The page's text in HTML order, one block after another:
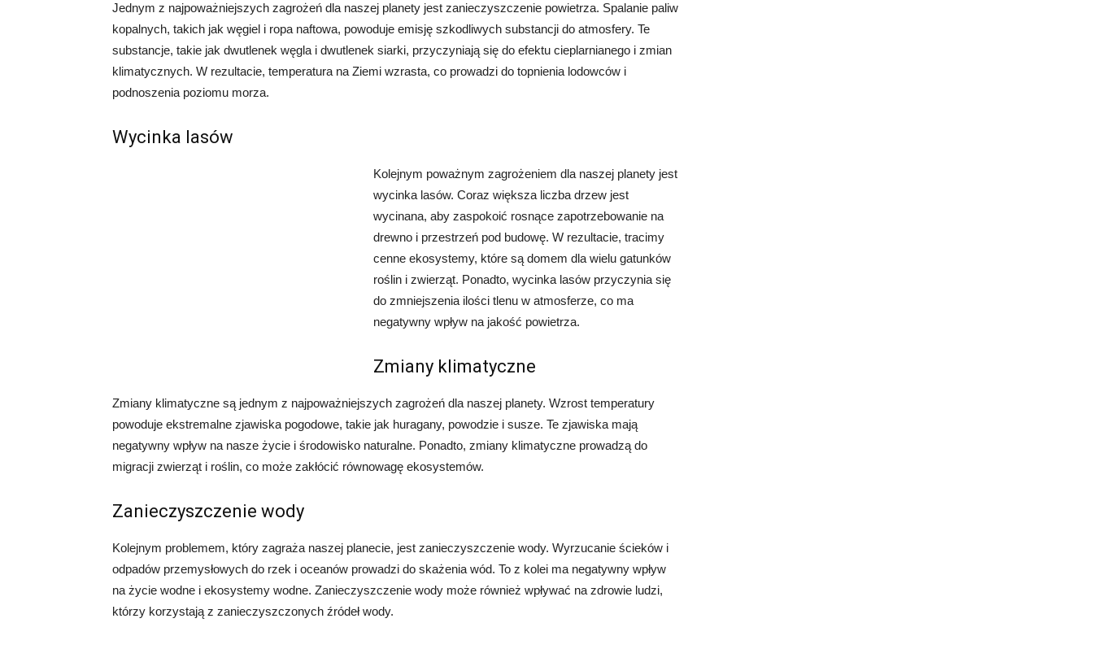
Jednym z najpoważniejszych zagrożeń dla naszej planety jest zanieczyszczenie powietrza. Spalanie paliw
kopalnych, takich jak węgiel i ropa naftowa, powoduje emisję szkodliwych substancji do atmosfery. Te
substancje, takie jak dwutlenek węgla i dwutlenek siarki, przyczyniają się do efektu cieplarnianego i zmian
klimatycznych. W rezultacie, temperatura na Ziemi wzrasta, co prowadzi do topnienia lodowców i
podnoszenia poziomu morza.
Wycinka lasów
Kolejnym poważnym zagrożeniem dla naszej planety jest
wycinka lasów. Coraz większa liczba drzew jest
wycinana, aby zaspokoić rosnące zapotrzebowanie na
drewno i przestrzeń pod budowę. W rezultacie, tracimy
cenne ekosystemy, które są domem dla wielu gatunków
roślin i zwierząt. Ponadto, wycinka lasów przyczynia się
do zmniejszenia ilości tlenu w atmosferze, co ma
negatywny wpływ na jakość powietrza.
Zmiany klimatyczne
Zmiany klimatyczne są jednym z najpoważniejszych zagrożeń dla naszej planety. Wzrost temperatury
powoduje ekstremalne zjawiska pogodowe, takie jak huragany, powodzie i susze. Te zjawiska mają
negatywny wpływ na nasze życie i środowisko naturalne. Ponadto, zmiany klimatyczne prowadzą do
migracji zwierząt i roślin, co może zakłócić równowagę ekosystemów.
Zanieczyszczenie wody
Kolejnym problemem, który zagraża naszej planecie, jest zanieczyszczenie wody. Wyrzucanie ścieków i
odpadów przemysłowych do rzek i oceanów prowadzi do skażenia wód. To z kolei ma negatywny wpływ
na życie wodne i ekosystemy wodne. Zanieczyszczenie wody może również wpływać na zdrowie ludzi,
którzy korzystają z zanieczyszczonych źródeł wody.